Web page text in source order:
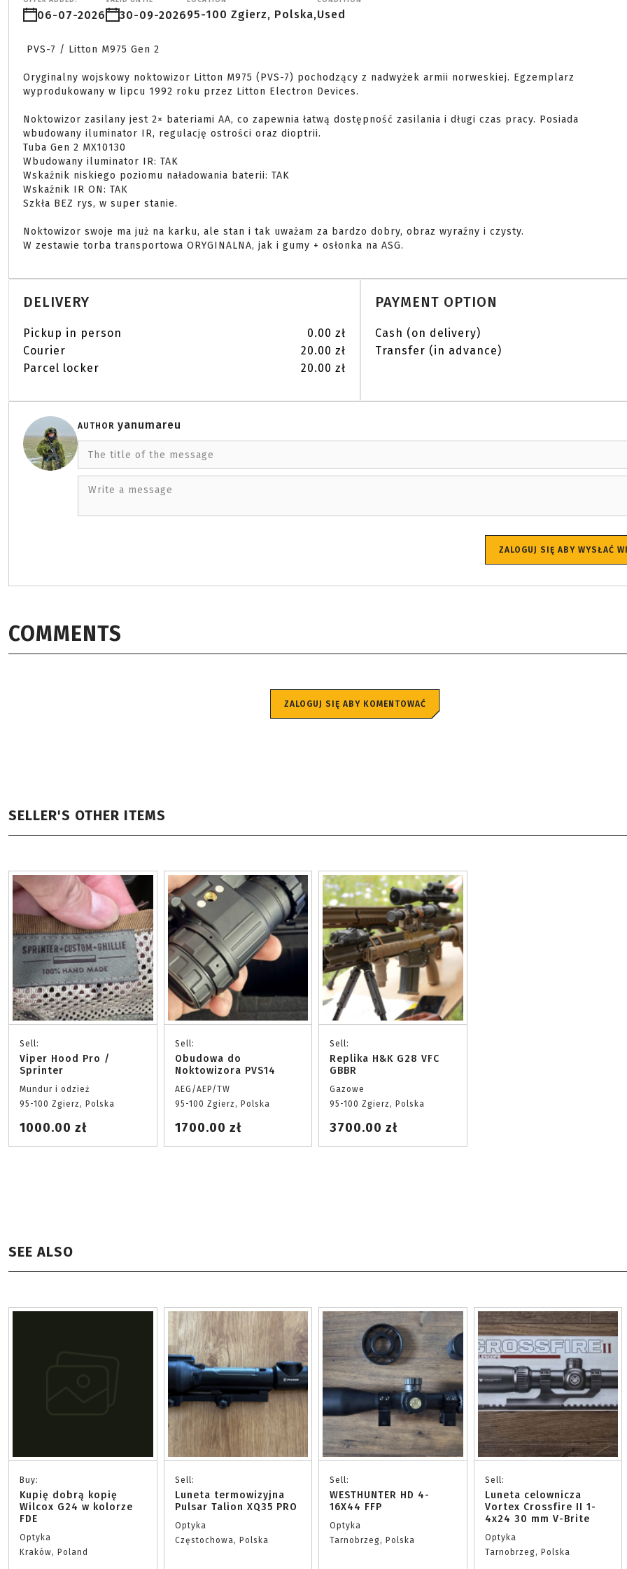
06-07-2026 30-09-202695-100 Zgierz, Polska,Used
Oryginalny wojskowy noktowizor Litton M975 (PVS-7) pochodzący z nadwyżek armii norweskiej. Egzemplarz
wyprodukowany w lipcu 1992 roku przez Litton Electron Devices.
Noktowizor zasilany jest 2× bateriami AA, co zapewnia łatwą dostępność zasilania i długi czas pracy. Posiada
wbudowany iluminator IR, regulację ostrości oraz dioptrii.
Tuba Gen 2 MX10130
Wbudowany iluminator IR: TAK
Wskaźnik niskiego poziomu naładowania baterii: TAK
Wskaźnik IR ON: TAK
Szkła BEZ rys, w super stanie.
Noktowizor swoje ma już na karku, ale stan i tak uważam za bardzo dobry, obraz wyraźny i czysty.
W zestawie torba transportowa ORYGINALNA, jak i gumy + osłonka na ASG.
DELIVERY
Pickup in person
0.00 zł
Courier
20.00 zł
Parcel locker
20.00 zł
PAYMENT OPTION
Cash (on delivery)
Transfer (in advance)
AUTHOR yanumareu
The title of the message
Write a message
ZALOGUJ SIĘ ABY WYSŁAĆ
COMMENTS
ZALOGUJ SIĘ ABY KOMENTOWAĆ
SELLER'S OTHER ITEMS
Sell:
Viper Hood Pro /
Sprinter
Mundur i odzież
95-100 Zgierz, Polska
1000.00 zł
Sell:
Obudowa do
Noktowizora PVS14
AEG/AEP/TW
95-100 Zgierz, Polska
1700.00 zł
Sell:
Replika H&K G28 VFC
GBBR
Gazowe
95-100 Zgierz, Polska
3700.00 zł
SEE ALSO
Buy:
Kupię dobrą kopię
Wilcox G24 w kolorze
FDE
Optyka
Kraków, Poland
Sell:
Luneta termowizyjna
Pulsar Talion XQ35 PRO
Optyka
Częstochowa, Polska
Sell:
WESTHUNTER HD 4-
16X44 FFP
Optyka
Tarnobrzeg, Polska
Sell:
Luneta celownicza
Vortex Crossfire II 1-
4x24 30 mm V-Brite
Optyka
Tarnobrzeg, Polska